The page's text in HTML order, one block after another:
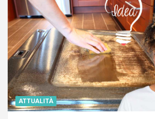
ATTUALITÀ